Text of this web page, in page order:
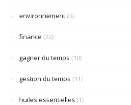
environnement (3)
finance (22)
gagner du temps (10)
gestion du temps (11)
huiles essentielles (1)